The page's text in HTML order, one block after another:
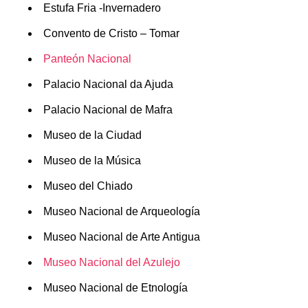
Estufa Fria -Invernadero
Convento de Cristo – Tomar
Panteón Nacional
Palacio Nacional da Ajuda
Palacio Nacional de Mafra
Museo de la Ciudad
Museo de la Música
Museo del Chiado
Museo Nacional de Arqueología
Museo Nacional de Arte Antigua
Museo Nacional del Azulejo
Museo Nacional de Etnología